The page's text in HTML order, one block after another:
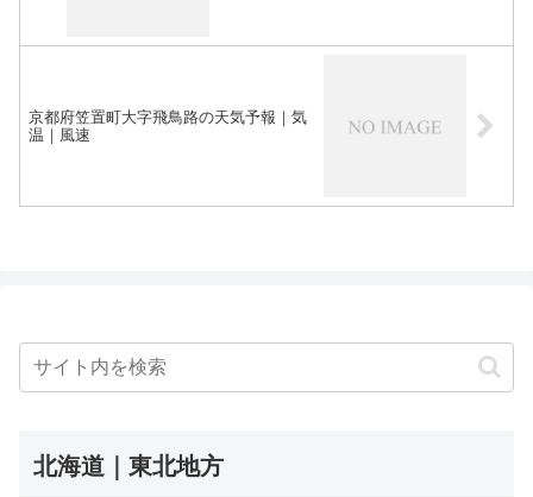
京都府笠置町大字飛鳥路の天気予報｜気
温｜風速
北海道｜東北地方